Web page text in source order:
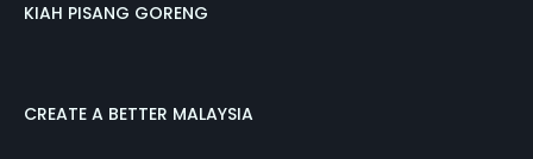
KIAH PISANG GORENG
CREATE A BETTER MALAYSIA